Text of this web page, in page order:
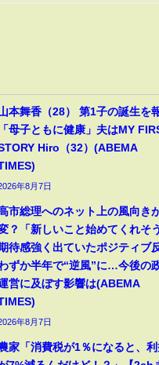
本舞香（28） 第1子の誕生を
「母子ともに健康」夫はMY
Hiro（32）(ABEMA
年8月7日
市総理へのネット上の風向き
？「新しいこと始めてくれそ
待感強く出ていたポジティブ
ずか半年で“逆風”に…今後の
営に及ぼす影響は(ABEMA
年8月7日
家「消費税が1％になると、利